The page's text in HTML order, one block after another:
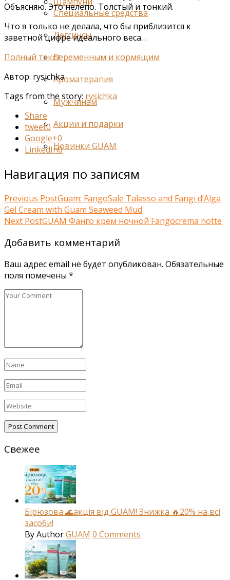
Специальные средства
Леггинсы
Беременным и кормящим
Ароматерапия
Мужчинам
Акции и подарки
Новинки GUAM
Объясняю. Это нелепо. Толстый и тонкий.
Что я только не делала, что бы приблизится к
заветной цифре идеального веса…
Полный текст
Автор: rysichka
Tags from the story: rysichka
Share
tweet0
Google+0
LinkedIn0
Навигация по записям
Previous PostGuam: FangoSale Talasso and Fangi d’Alga
Gel Cream with Guam Seaweed Mud
Next PostGUAM Фанго крем ночной Fangocrema notte
Добавить комментарий
Ваш адрес email не будет опубликован. Обязательные
поля помечены *
Свежее
Бірюзова 🌊акція від GUAM! Знижка 🔥20% на всі
засоби!
ByAuthorGUAM 0 Comments